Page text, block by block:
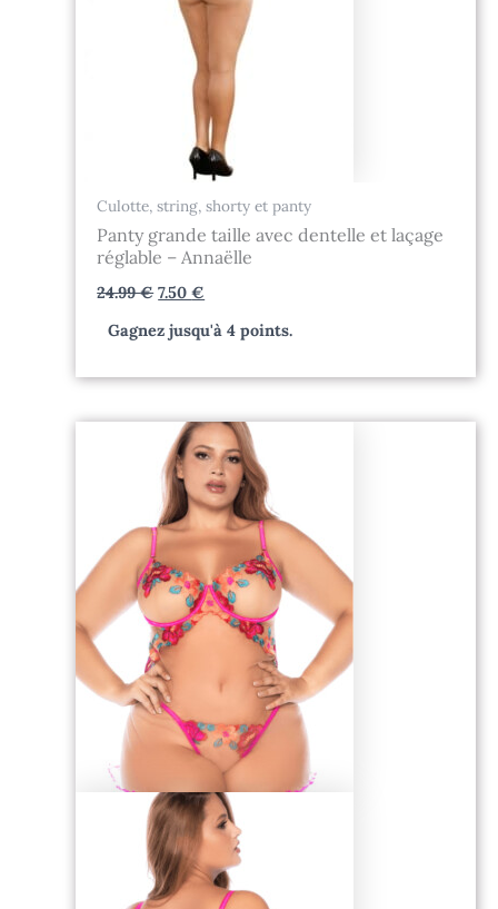
Culotte, string, shorty et panty
Panty grande taille avec dentelle et laçage
réglable – Annaëlle
24.99€ 7.50€
Gagnez jusqu'à 4 points.